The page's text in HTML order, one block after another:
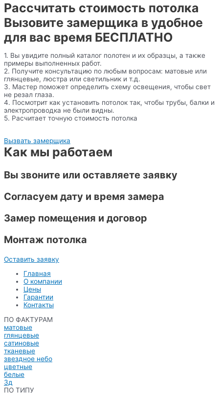
Рассчитать стоимость потолка
Вызовите замерщика в удобное
для вас время БЕСПЛАТНО
1. Вы увидите полный каталог полотен и их образцы, а также
примеры выполненных работ.
2. Получите консультацию по любым вопросам: матовые или
глянцевые, люстра или светильник и т.д.
3. Мастер поможет определить схему освещения, чтобы свет
не резал глаза.
4. Посмотрит как установить потолок так, чтобы трубы, балки и
электропроводка не были видны.
5. Расчитает точную стоимость потолка
Вызвать замерщика
Как мы работаем
Вы звоните или оставляете заявку
Согласуем дату и время замера
Замер помещения и договор
Монтаж потолка
Оставить заявку
Главная
О компании
Цены
Гарантии
Контакты
ПО ФАКТУРАМ
матовые
глянцевые
сатиновые
тканевые
звездное небо
цветные
белые
3д
ПО ТИПУ